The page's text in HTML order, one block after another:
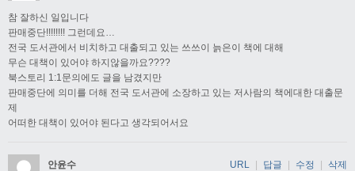
참 잘하신 일입니다
판매중단!!!!!!!! 그런데요…
전국 도서관에서 비치하고 대출되고 있는 쓰쓰이 늙은이 책에 대해
무슨 대책이 있어야 하지않을까요????
북스토리 1:1문의에도 글을 남겼지만
판매중단에 의미를 더해 전국 도서관에 소장하고 있는 저사람의 책에대한 대출문
제
어떠한 대책이 있어야 된다고 생각되어서요
안윤수 URL | 답글 | 수정 | 삭제